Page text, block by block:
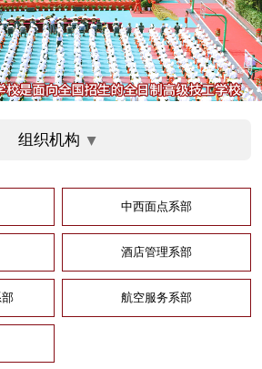
组织机构 ▲
中西面点系部
酒店管理系部
航空服务系部